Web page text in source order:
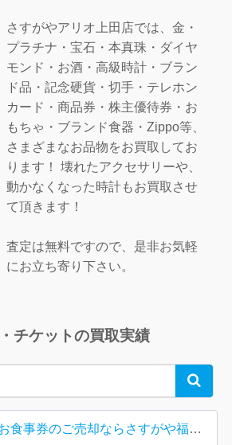
さすがやアリオ上田店では、金・
プラチナ・宝石・本真珠・ダイヤ
モンド・お酒・高級時計・ブラン
ド品・記念硬貨・切手・テレホン
カード・商品券・株主優待券・お
もちゃ・ブランド食器・Zippo等、
さまざまなお品物をお買取してお
ります！ 壊れたアクセサリーや、
動かなくなった時計もお買取させ
て頂きます！
査定は無料ですので、是非お気軽
にお立ち寄り下さい。
チケットの買取実績
Search
お食事券のご売却ならさすがや福生銀座いなげや店！| 武蔵村山市残堀| シェフグルメカードおまとめ